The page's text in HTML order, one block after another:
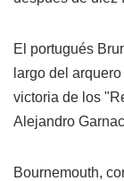
El portugués
largo del
victoria de los
Alejandro
Bournemouth,